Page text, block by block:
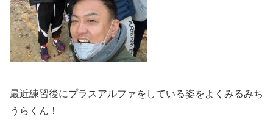
最近練習後にプラスアルファをしている姿をよくみるみち
うらくん！